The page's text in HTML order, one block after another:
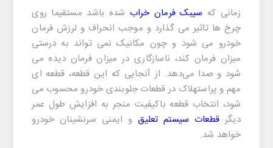
زمانی که سیبک فرمان خراب شده باشد مستقیما روی
چرخ ها تاثیر می گذارد و موجب انحراف و لرزش فرمان
خودرو می شود و چون مکانیک نمی تواند به درستی
میزان فرمان کند، ناسازگاری در میزان فرمان دیده می
شود و صدا می‌دهد. از آنجایی که این قطعه، قطعه ای
مهم و پراستهلاک در قطعات جلوبندی خودرو محسوب می
شود، انتخاب قطعه باکیفیت منجر به افزایش طول عمر
دیگرقطعات سیستم تعلیق و ایمنی سرنشینان خودرو
خواهد شد.